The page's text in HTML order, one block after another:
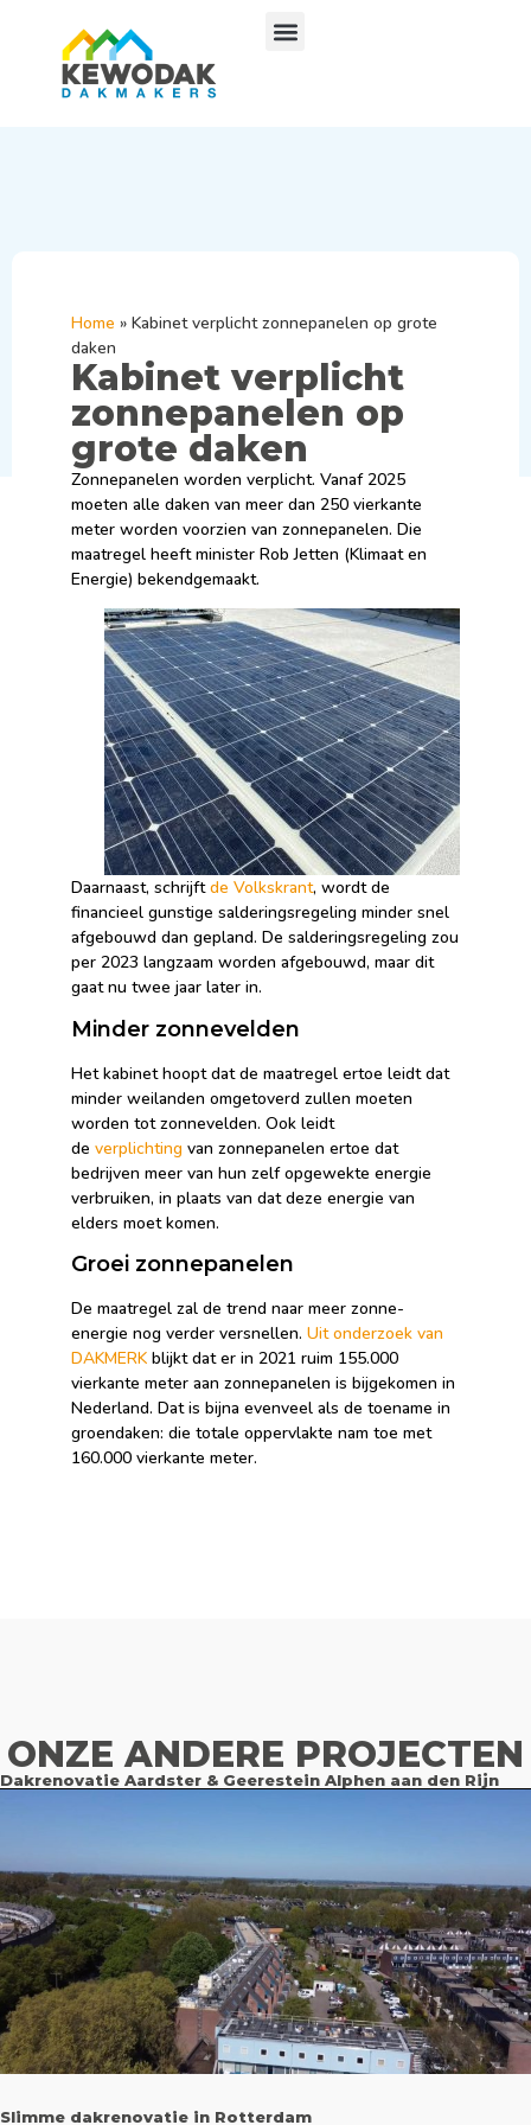
Home » Kabinet verplicht zonnepanelen op grote
daken
Kabinet verplicht
zonnepanelen op
grote daken
Zonnepanelen worden verplicht. Vanaf 2025
moeten alle daken van meer dan 250 vierkante
meter worden voorzien van zonnepanelen. Die
maatregel heeft minister Rob Jetten (Klimaat en
Energie) bekendgemaakt.
Daarnaast, schrijftde Volkskrant, wordt de
financieel gunstige salderingsregeling minder snel
afgebouwd dan gepland. De salderingsregeling zou
per 2023 langzaam worden afgebouwd, maar dit
gaat nu twee jaar later in.
Minder zonnevelden
Het kabinet hoopt dat de maatregel ertoe leidt dat
minder weilanden omgetoverd zullen moeten
worden tot zonnevelden. Ook leidt
de verplichting van zonnepanelen ertoe dat
bedrijven meer van hun zelf opgewekte energie
verbruiken, in plaats van dat deze energie van
elders moet komen.
Groei zonnepanelen
De maatregel zal de trend naar meer zonne-
energie nog verder versnellen. Uit onderzoek van
DAKMERK blijkt dat er in 2021 ruim 155.000
vierkante meter aan zonnepanelen is bijgekomen in
Nederland. Dat is bijna evenveel als de toename in
groendaken: die totale oppervlakte nam toe met
160.000 vierkante meter.
ONZE ANDERE PROJECTEN
Dakrenovatie Aardster & Geerestein Alphen aan den Rijn
Slimme dakrenovatie in Rotterdam